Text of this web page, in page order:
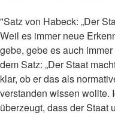
"Satz von Habeck: „Der
Weil es immer neue
gebe, gebe es auch
dem Satz: „Der Staat
klar, ob er das als
verstanden wissen wollte.
überzeugt, dass der Staat